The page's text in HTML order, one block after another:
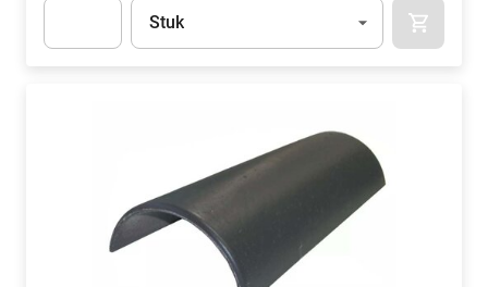
Eenheid
Stuk